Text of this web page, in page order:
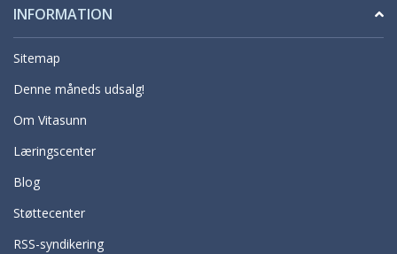
INFORMATION
Sitemap
Denne måneds udsalg!
Om Vitasunn
Læringscenter
Blog
Støttecenter
RSS-syndikering